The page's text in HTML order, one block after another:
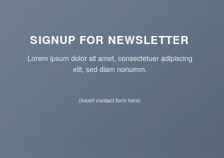
SIGNUP FOR NEWSLETTER
Lorem ipsum dolor sit amet, consectetuer adipiscing
elit, sed diam nonumm.
(insert contact form here)